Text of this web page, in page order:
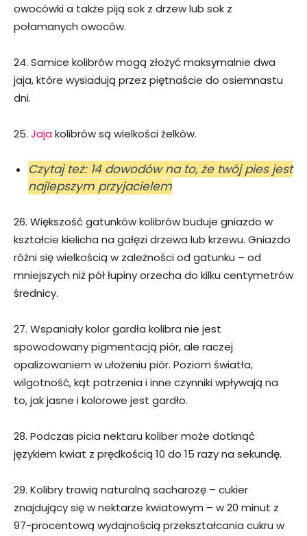
owocówki a także piją sok z drzew lub sok z
połamanych owoców.
24. Samice kolibrów mogą złożyć maksymalnie dwa
jaja, które wysiadują przez piętnaście do osiemnastu
dni.
25. Jajakolibrów są wielkości żelków.
Czytaj też: 14 dowodów na to, że twój pies jest
najlepszym przyjacielem
26. Większość gatunków kolibrów buduje gniazdo w
kształcie kielicha na gałęzi drzewa lub krzewu. Gniazdo
różni się wielkością w zależności od gatunku – od
mniejszych niż pół łupiny orzecha do kilku centymetrów
średnicy.
27. Wspaniały kolor gardła kolibra nie jest
spowodowany pigmentacją piór, ale raczej
opalizowaniem w ułożeniu piór. Poziom światła,
wilgotność, kąt patrzenia i inne czynniki wpływają na
to, jak jasne i kolorowe jest gardło.
28. Podczas picia nektaru koliber może dotknąć
językiem kwiat z prędkością 10 do 15 razy na sekundę.
29. Kolibry trawią naturalną sacharozę – cukier
znajdujący się w nektarze kwiatowym – w 20 minut z
97-procentową wydajnością przekształcania cukru w ​​